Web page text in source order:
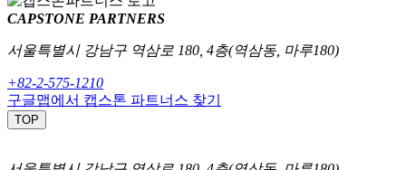
CAPSTONE PARTNERS
서울특별시 강남구 역삼로 180, 4층(역삼동, 마루180)
+82-2-575-1210
구글맵에서 캡스톤 파트너스 찾기
TOP